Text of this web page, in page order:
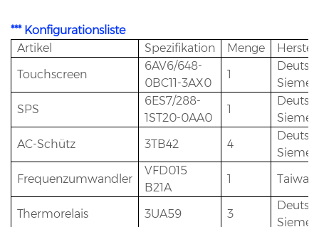
***Konfigurationsliste
Artikel
Spezifikation Menge
Touchscreen
6AV6/648-
0BC11-3AX0
1
SPS
6ES7/288-
1ST20-0AA0
1
AC-Schütz
3TB42 4
Frequenzumwandler
VFD015
B21A
1
Thermorelais 3UA59 3